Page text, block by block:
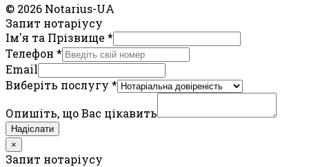
© 2026 Notarius-UA
Запит нотаріусу
Ім'я та Прізвище *
Телефон *
Email
Виберіть послугу *
Опишіть, що Вас цікавить
Надіслати
×
Запит нотаріусу